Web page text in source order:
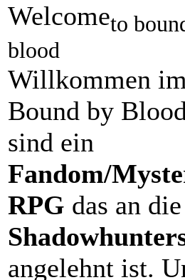
Welcometo
blood
Willkommen im
Bound by
sind ein
Fandom/
RPG das an
angelehnt ist.